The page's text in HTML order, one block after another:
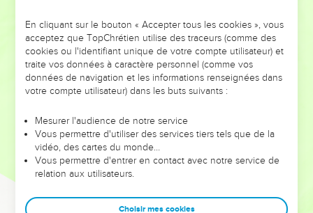
NE MANQUEZ PAS L’ÉVÉNEMENT
DE L’ANNÉE !
ET SI LEURS ERREURS POUVAIENT VOUS ÉVITER LES
VOTRES ?
leur foi ou leur vision. Mais on voit moins les doutes, les erreurs
et les saisons difficiles qu'ils ont traversés, alors même que ce
sont elles qui les ont façonnés.
Dans cette conférence, leaders, entrepreneurs, et responsables
clés pour avancer avec plus de sagesse afin que leurs erreurs
En cliquant sur le bouton « Accepter tous les cookies », vous
acceptez que TopChrétien utilise des traceurs (comme des
cookies ou l'identifiant unique de votre compte utilisateur) et
traite vos données à caractère personnel (comme vos
données de navigation et les informations renseignées dans
votre compte utilisateur) dans les buts suivants :
Mesurer l'audience de notre service
Vous permettre d'utiliser des services tiers tels que de la
vidéo, des cartes du monde…
Vous permettre d'entrer en contact avec notre service de
relation aux utilisateurs.
Choisir mes cookies